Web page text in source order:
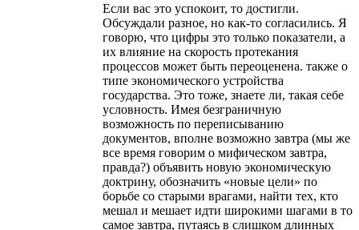
Если вас это успокоит, то достигли.
Обсуждали разное, но как-то согласились. Я
говорю, что цифры это только показатели, а
их влияние на скорость протекания
процессов может быть переоценена. также о
типе экономического устройства
государства. Это тоже, знаете ли, такая себе
условность. Имея безграничную
возможность по переписыванию
документов, вполне возможно завтра (мы же
все время говорим о мифическом завтра,
правда?) объявить новую экономическую
доктрину, обозначить «новые цели» по
борьбе со старыми врагами, найти тех, кто
мешал и мешает идти широкими шагами в то
самое завтра, путаясь в слишком длинных